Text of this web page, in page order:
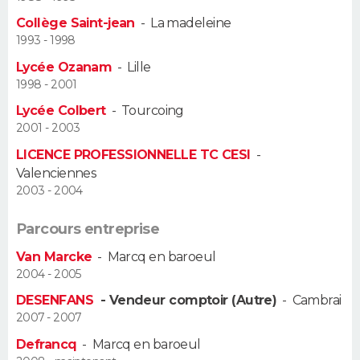
Alimentation
Guide de la santé
Maladies
Médicaments
Sommeil
VOYAGE
Destinations
City break
Voyage nature
Voyage de noces
Forum
Climat
+
PHOTO
GUIDES D'ACHAT
BONS PLANS
CARTE DE VOEUX
DICTIONNAIRE
Dictionnaire
Biographies
Citations
Expressions
Proverbes
PROGRAMME TV
COPAINS D'AVANT
AVIS DE DÉCÈS
Collège Saint-jean - La madeleine
1993 - 1998
Lycée Ozanam - Lille
1998 - 2001
Lycée Colbert- Tourcoing
2001 - 2003
LICENCE PROFESSIONNELLE TC CESI -
Valenciennes
2003 - 2004
Parcours entreprise
Van Marcke - Marcq en baroeul
2004 - 2005
DESENFANS - Vendeur comptoir (Autre) - Cambrai
2007 - 2007
Defrancq - Marcq en baroeul